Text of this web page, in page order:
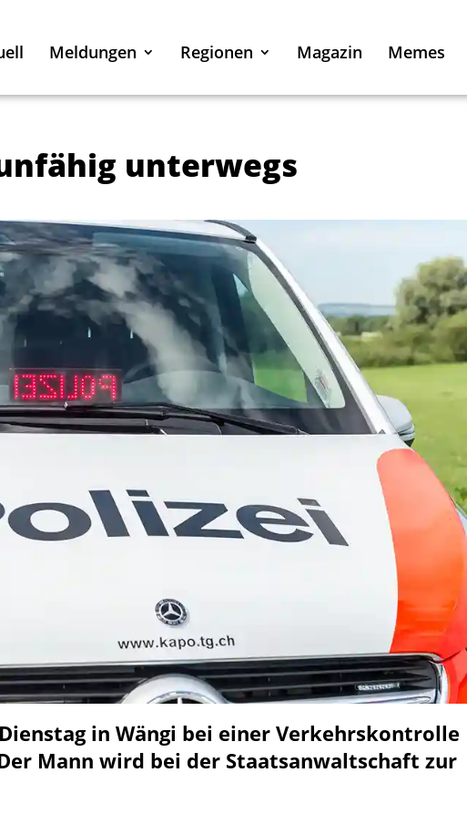
Meldungen Regionen Magazin Memes
unterwegs
in Wängi bei einer Verkehrskontrolle
Mann wird bei der Staatsanwaltschaft zur